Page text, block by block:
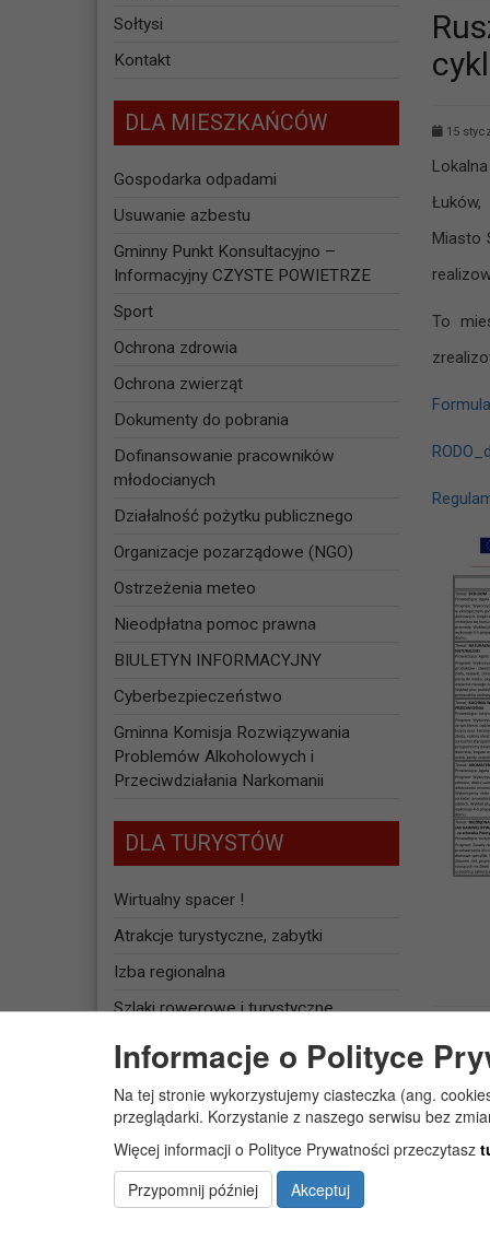
Sołtysi
Kontakt
DLA MIESZKAŃCÓW
Gospodarka odpadami
Usuwanie azbestu
Gminny Punkt Konsultacyjno –
Informacyjny CZYSTE POWIETRZE
Sport
Ochrona zdrowia
Ochrona zwierząt
Dokumenty do pobrania
Dofinansowanie pracowników
młodocianych
Działalność pożytku publicznego
Organizacje pozarządowe (NGO)
Ostrzeżenia meteo
Nieodpłatna pomoc prawna
BIULETYN INFORMACYJNY
Cyberbezpieczeństwo
Gminna Komisja Rozwiązywania
Problemów Alkoholowych i
Przeciwdziałania Narkomanii
DLA TURYSTÓW
Wirtualny spacer !
Atrakcje turystyczne, zabytki
Izba regionalna
Szlaki rowerowe i turystyczne
Baza noclegowa
JEDNOSTKI
ORGANIZACYJNE
Żłobek Gminny „PUCHATEK”
15
Łuków,
Miasto
To
Informacje o Polityce
Na tej stronie wykorzystujemy ciasteczka (ang.
przeglądarki. Korzystanie z naszego serwisu bez
Więcej informacji o Polityce Prywatności przeczytasz
Przypomnij później
Akceptuj